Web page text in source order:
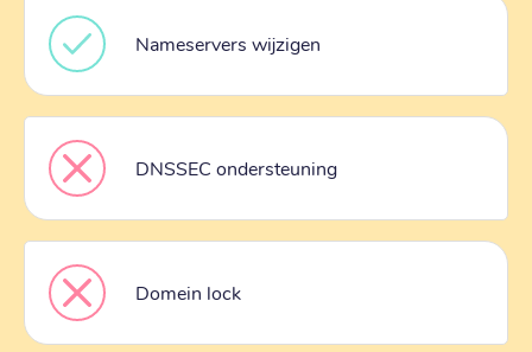
Nameservers wijzigen
DNSSEC ondersteuning
Domein lock